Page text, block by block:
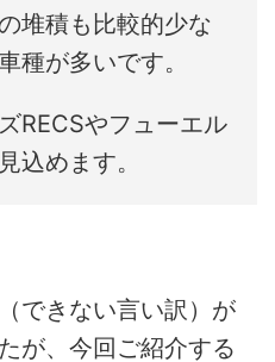
堆積も比較的少な
種が多いです。
RECSやフューエル
込めます。
できない言い訳）が
が、今回ご紹介する